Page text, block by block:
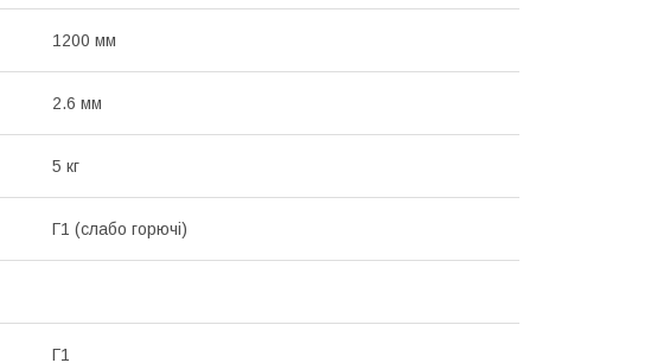
1200 мм
2.6 мм
5 кг
Г1 (слабо горючі)
Г1